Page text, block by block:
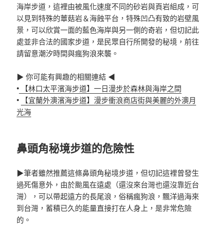
海岸步道，這裡由被風化速度不同的砂岩與頁岩組成，可
以見到特殊的蕈菇岩＆海蝕平台，特殊凹凸有致的岩壁風
景，可以欣賞一面的藍色海岸與另一側的奇岩，但切記此
處並非合法的國家步道，是民眾自行所開發的秘境，前往
請留意潮汐時間與瘋狗浪來襲。
▶ 你可能有興趣的相關連結 ◀
• 【林口太平濱海步道】一日漫步於森林與海岸之間
•
【宜蘭外澳濱海步道】漫步衝浪商店街與美麗的外澳月
光海
鼻頭角秘境步道的危險性
▶筆者雖然推薦這條鼻頭角秘境步道，但切記這裡曾發生
過死傷意外，由於颱風在遠處（還沒來台灣也還沒靠近台
灣），可以帶起遠方的長尾浪，俗稱瘋狗浪，飄洋過海來
到台灣，蓄積已久的能量直接打在人身上，是非常危險
的。